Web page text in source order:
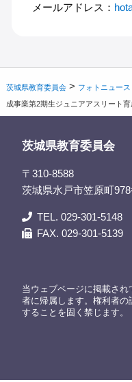
メールアドレス：
茨城県教育委員会 > フォトニュース
成事業第2期生ジュニアアスリート
茨城県教育委員会
〒310-8588
茨城県水戸市笠原町
TEL. 029-301-5148
FAX. 029-301-5139
当ウェブページに掲載さ
者に帰属します。権利者
することを固く禁じます。